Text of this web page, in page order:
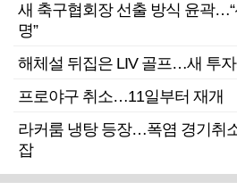
새 축구협회장 선출 방식 윤곽
명”
해체설 뒤집은 LIV 골프…새 투자
프로야구 취소…11일부터 재개
라커룸 냉탕 등장…폭염 경기취
잡